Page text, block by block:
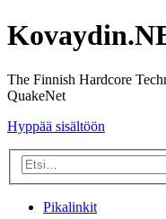
The Finnish Hardcore
QuakeNet
Hyppää sisältöön
Pikalinkit